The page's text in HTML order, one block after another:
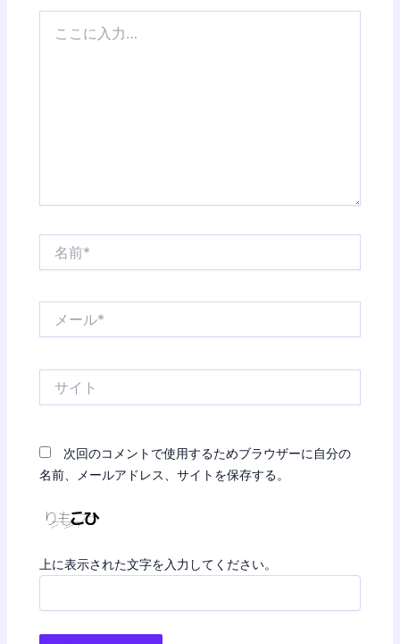
次回のコメントで使用するためブラウザーに自分の
名前、メールアドレス、サイトを保存する。
上に表示された文字を入力してください。